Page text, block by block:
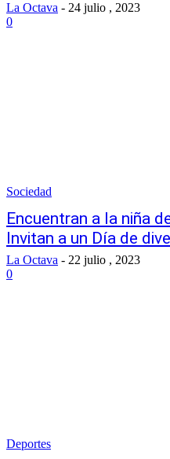
La Octava - 24 julio , 2023
0
Sociedad
Encuentran a la niña
Invitan a un Día de
La Octava - 22 julio , 2023
0
Deportes